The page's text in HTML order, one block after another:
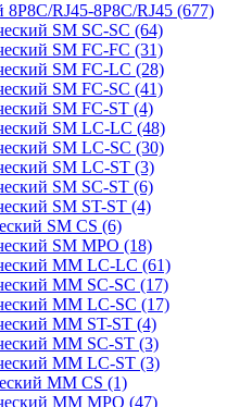
8P8C/RJ45-8P8C/RJ45 (677)
SM SC-SC (64)
SM FC-FC (31)
SM FC-LC (28)
SM FC-SC (41)
SM FC-ST (4)
SM LC-LC (48)
SM LC-SC (30)
SM LC-ST (3)
SM SC-ST (6)
SM ST-ST (4)
SM CS (6)
SM MPO (18)
MM LC-LC (61)
MM SC-SC (17)
MM LC-SC (17)
MM ST-ST (4)
MM SC-ST (3)
MM LC-ST (3)
MM CS (1)
MM MPO (47)